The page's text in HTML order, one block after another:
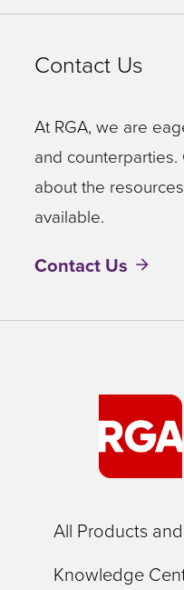
Contact Us
At RGA, we are
and
about the
available.
Contact Us
All Products
Knowledge